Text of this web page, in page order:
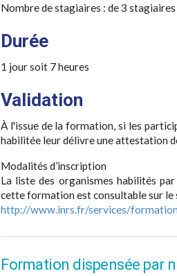
Nombre de stagiaires : de 3
Durée
1 jour soit 7 heures
Validation
À l'issue de la formation, si les
habilitée leur délivre une attestation
Modalités d’inscription
La liste des organismes habilités par
cette formation est consultable sur le
http://www.inrs.fr/services/
Formation dispensée par